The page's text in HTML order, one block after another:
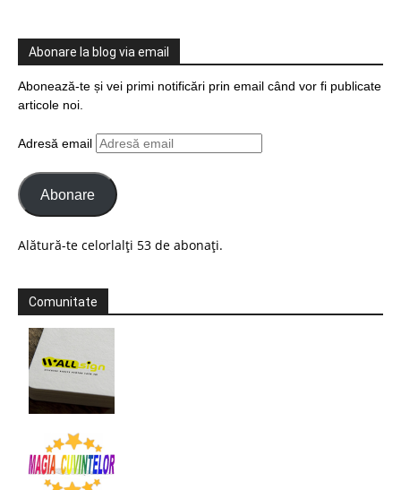
Abonare la blog via email
Abonează-te și vei primi notificări prin email când vor fi publicate
articole noi.
Adresă email
Abonare
Alătură-te celorlalți 53 de abonați.
Comunitate